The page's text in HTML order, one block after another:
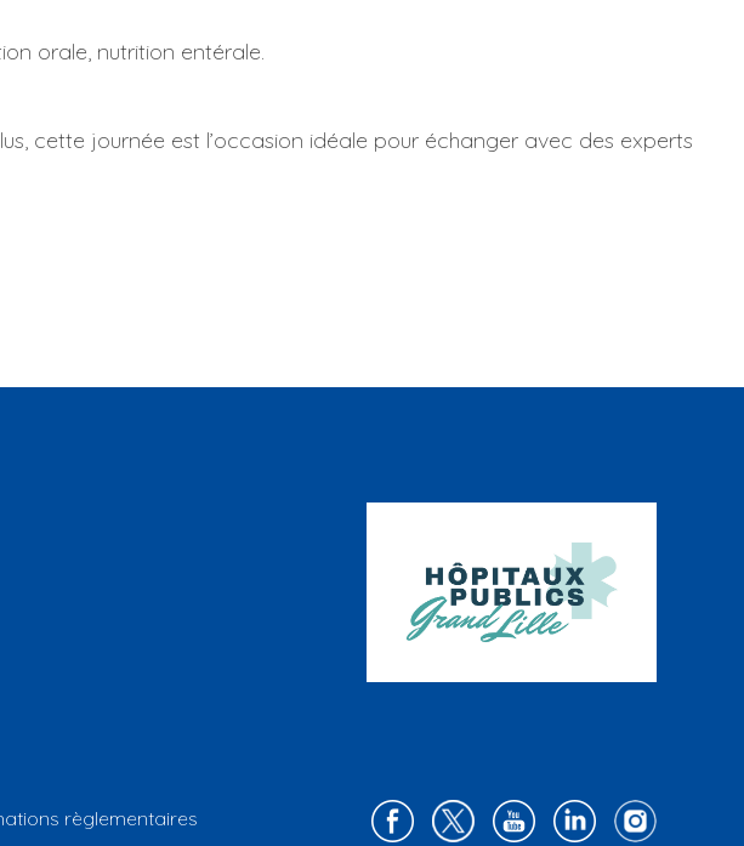
orale, nutrition entérale.
cette journée est l’occasion idéale pour échanger avec des experts
règlementaires